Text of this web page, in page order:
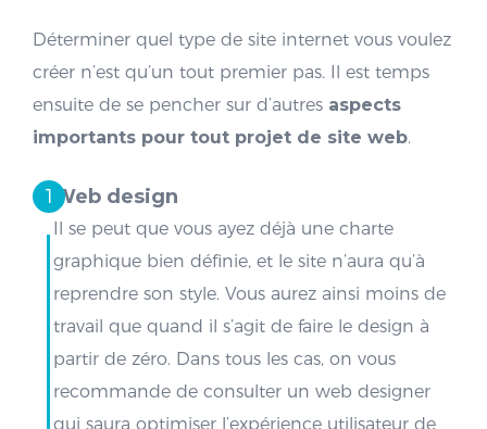
Déterminer quel type de site internet vous voulez
créer n’est qu’un tout premier pas. Il est temps
ensuite de se pencher sur d’autres aspects
importants pour tout projet de site web.
Web design
Il se peut que vous ayez déjà une charte
graphique bien définie, et le site n’aura qu’à
reprendre son style. Vous aurez ainsi moins de
travail que quand il s’agit de faire le design à
partir de zéro. Dans tous les cas, on vous
recommande de consulter un web designer
qui saura optimiser l’expérience utilisateur de